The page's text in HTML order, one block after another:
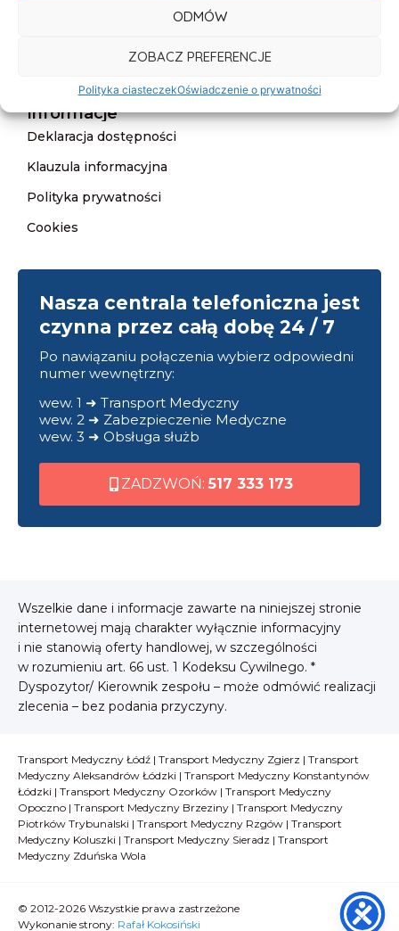
ODMÓW
ZOBACZ PREFERENCJE
Polityka ciasteczekOświadczenie o prywatności
Informacje
Deklaracja dostępności
Klauzula informacyjna
Polityka prywatności
Cookies
Nasza centrala telefoniczna jest
czynna przez całą dobę 24 / 7
Po nawiązaniu połączenia wybierz odpowiedni
numer wewnętrzny:
wew. 1 ➜ Transport Medyczny
wew. 2 ➜ Zabezpieczenie Medyczne
wew. 3 ➜ Obsługa służb
ZADZWOŃ: 517 333 173
Wszelkie dane i informacje zawarte na niniejszej stronie
internetowej mają charakter wyłącznie informacyjny
i nie stanowią oferty handlowej, w szczególności
w rozumieniu art. 66 ust. 1 Kodeksu Cywilnego. *
Dyspozytor/ Kierownik zespołu – może odmówić realizacji
zlecenia – bez podania przyczyny.
Transport Medyczny Łódź | Transport Medyczny Zgierz | Transport
Medyczny Aleksandrów Łódzki | Transport Medyczny Konstantynów
Łódzki | Transport Medyczny Ozorków | Transport Medyczny
Opoczno | Transport Medyczny Brzeziny | Transport Medyczny
Piotrków Trybunalski | Transport Medyczny Rzgów | Transport
Medyczny Koluszki | Transport Medyczny Sieradz | Transport
Medyczny Zduńska Wola
© 2012-2026 Wszystkie prawa zastrzeżone
Wykonanie strony: Rafał Kokosiński